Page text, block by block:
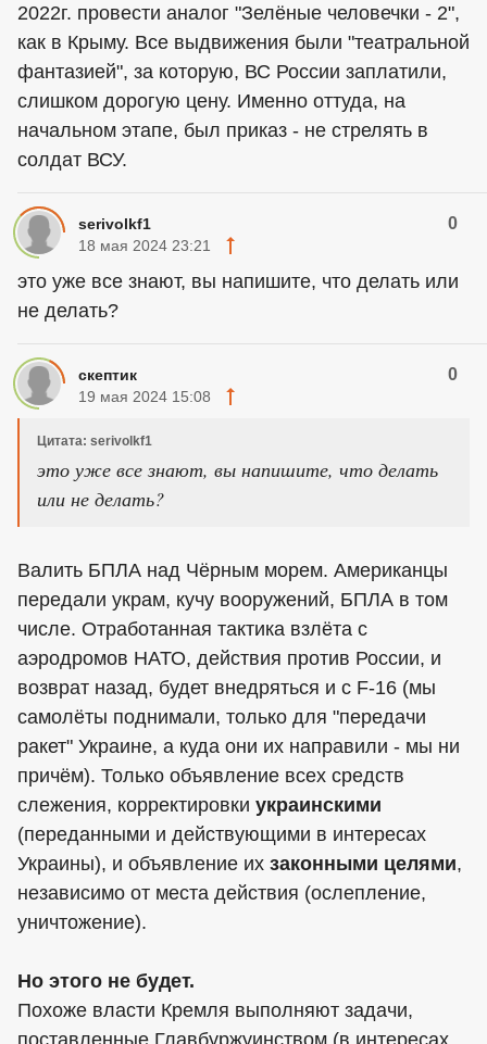
2022г. провести аналог "Зелёные человечки - 2",
как в Крыму. Все выдвижения были "театральной
фантазией", за которую, ВС России заплатили,
слишком дорогую цену. Именно оттуда, на
начальном этапе, был приказ - не стрелять в
солдат ВСУ.
serivolkf1 0
18 мая 2024 23:21
это уже все знают, вы напишите, что делать или
не делать?
скептик 0
19 мая 2024 15:08
Цитата: serivolkf1
это уже все знают, вы напишите, что делать
или не делать?
Валить БПЛА над Чёрным морем. Американцы
передали украм, кучу вооружений, БПЛА в том
числе. Отработанная тактика взлёта с
аэродромов НАТО, действия против России, и
возврат назад, будет внедряться и с F-16 (мы
самолёты поднимали, только для "передачи
ракет" Украине, а куда они их направили - мы ни
причём). Только объявление всех средств
слежения, корректировки украинскими
(переданными и действующими в интересах
Украины), и объявление их законными целями,
независимо от места действия (ослепление,
уничтожение).
Но этого не будет.
Похоже власти Кремля выполняют задачи,
поставленные Главбуржуинством (в интересах